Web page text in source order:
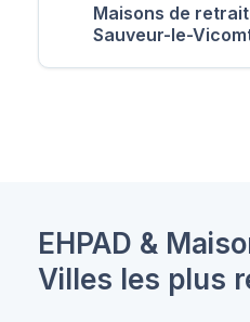
Maisons de
Sauveur-le-
EHPAD &
Villes les plus